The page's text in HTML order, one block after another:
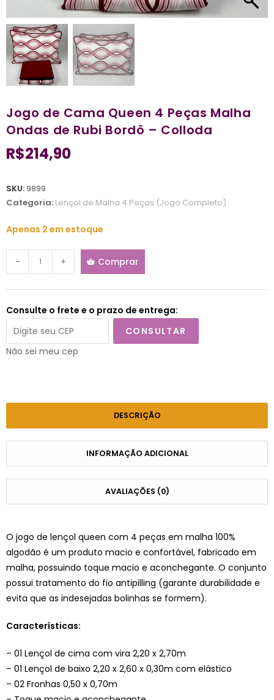
Jogo de Cama Queen 4 Peças Malha
Ondas de Rubi Bordô – Colloda
R$214,90
SKU:9899
Categoria: Lençol de Malha 4 Peças (Jogo Completo)
Apenas 2 em estoque
- + Comprar
Consulte o frete e o prazo de entrega:
CONSULTAR
Não sei meu cep
DESCRIÇÃO
INFORMAÇÃO ADICIONAL
AVALIAÇÕES (0)
O jogo de lençol queen com 4 peças em malha 100%
algodão é um produto macio e confortável, fabricado em
malha, possuindo toque macio e aconchegante. O conjunto
possui tratamento do fio antipilling (garante durabilidade e
evita que as indesejadas bolinhas se formem).
Características:
– 01 Lençol de cima com vira 2,20 x 2,70m
– 01 Lençol de baixo 2,20 x 2,60 x 0,30m com elástico
– 02 Fronhas 0,50 x 0,70m